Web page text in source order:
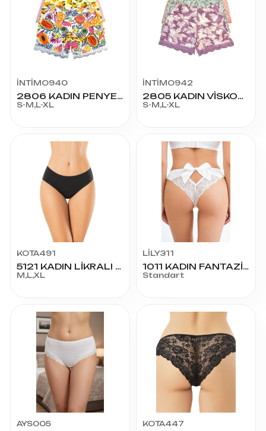
İNTİMO940
2806 KADIN PENYE LYC MEYVELİ ŞORT
S-M,L-XL
İNTİMO942
2805 KADIN VİSKON ÇİÇEK DESEN ŞORT
S-M,L-XL
KOTA491
5121 KADIN LİKRALI MODAL PARİS 3'LÜ BİKİNİ
M,L,XL
LİLY311
1011 KADIN FANTAZİ LUKS BİKİNİ
Standart
AYS005 KOTA447